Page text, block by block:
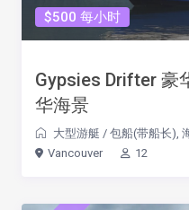
$500 每小时
Gypsies Drifter 豪
华海景
大型游艇 / 包船(带船长),
Vancouver
12